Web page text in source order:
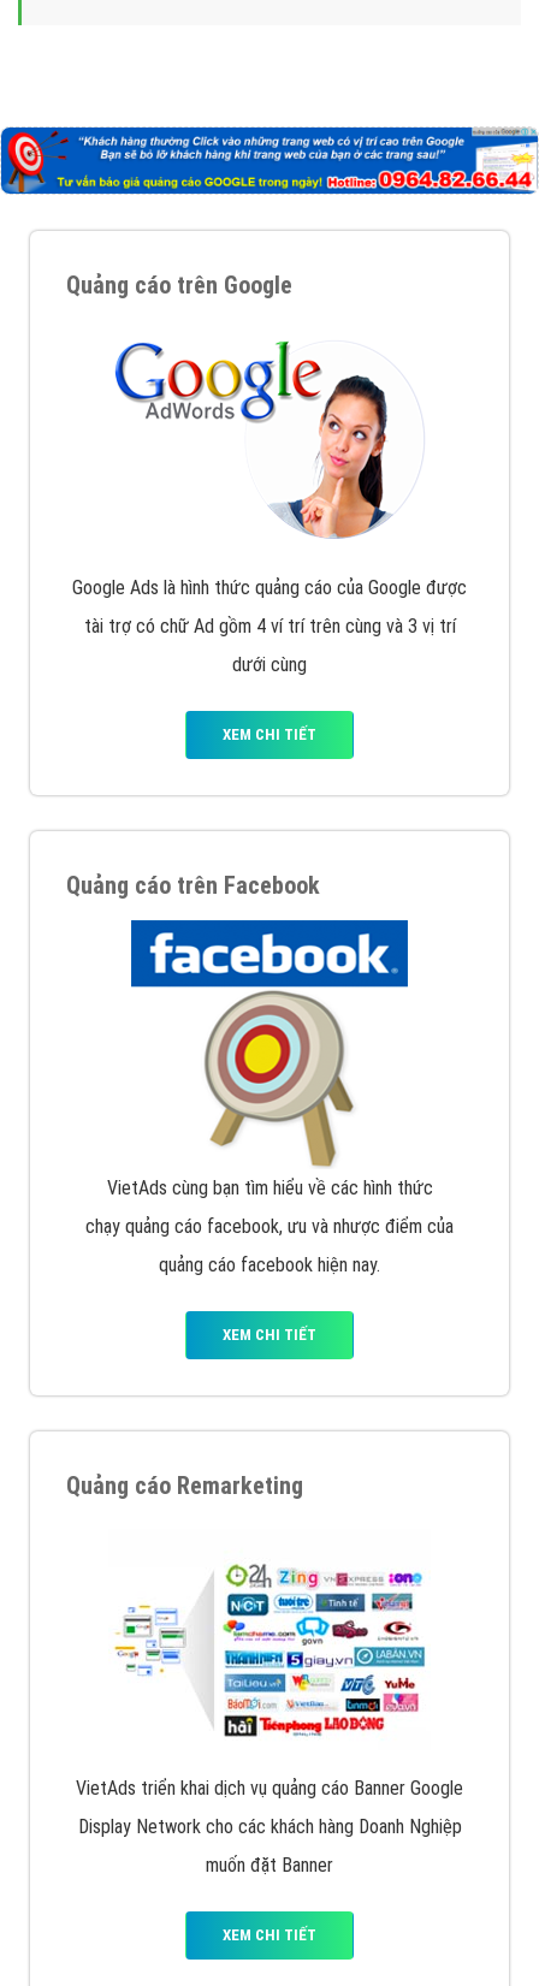
Quảng cáo trên Google
Google Ads là hình thức quảng cáo của Google được
tài trợ có chữ Ad gồm 4 ví trí trên cùng và 3 vị trí
dưới cùng
XEM CHI TIẾT
Quảng cáo trên Facebook
VietAds cùng bạn tìm hiểu về các hình thức
chạy quảng cáo facebook, ưu và nhược điểm của
quảng cáo facebook hiện nay.
XEM CHI TIẾT
Quảng cáo Remarketing
VietAds triển khai dịch vụ quảng cáo Banner Google
Display Network cho các khách hàng Doanh Nghiệp
muốn đặt Banner
XEM CHI TIẾT